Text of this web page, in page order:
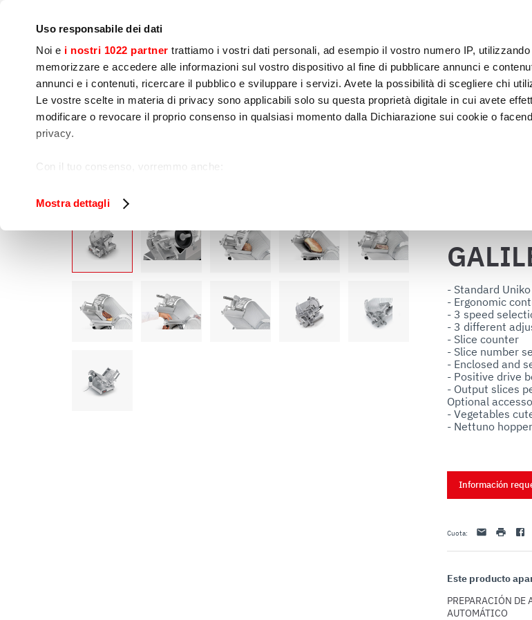
Uso responsabile dei dati
Noi e i nostri 1022 partner trattiamo i vostri dati personali, ad esempio il vostro numero IP,
memorizzare e accedere alle informazioni sul vostro dispositivo al fine di pubblicare annunci e
annunci e i contenuti, ricercare il pubblico e sviluppare i servizi. Avete la possibilità di scegliere chi
Le vostre scelte in materia di privacy sono applicabili solo su questa proprietà digitale in cui avete
modificare o revocare il proprio consenso in qualsiasi momento dalla Dichiarazione sui cookie o
privacy.
Con il tuo consenso, vorremmo anche:
Identificare il tuo dispositivo, scansionandolo attivamente alla ricerca di caratteristiche
tuo consenso in qualsiasi momento dalla Dichiarazione sui cookie.
Utilizziamo i cookie per garantire che l’utente possa usufruire del servizio richiesto, per personalizzare
funzionalità dei social media e per analizzare il nostro traffico. Condividiamo inoltre informazioni sul
sito con i nostri partner che si occupano di analisi dei dati web, pubblicità e social media, i quali
informazioni che ha fornito loro o che hanno raccolto dal suo utilizzo dei loro servizi.
Mostra dettagli
Cocinado
Preparación de
Alimentos
Envasado Abatidores
Exposición y
Venta
- Standard
- Ergonomic
- 3 speed
- 3 different
- Slice counter
- Slice number
- Enclosed and
- Positive drive
- Output slices
Optional
- Vegetables
- Nettuno hopper
Información
Cuota: Email impresión
Este producto
PREPARACIÓN DE
AUTOMÁTICO